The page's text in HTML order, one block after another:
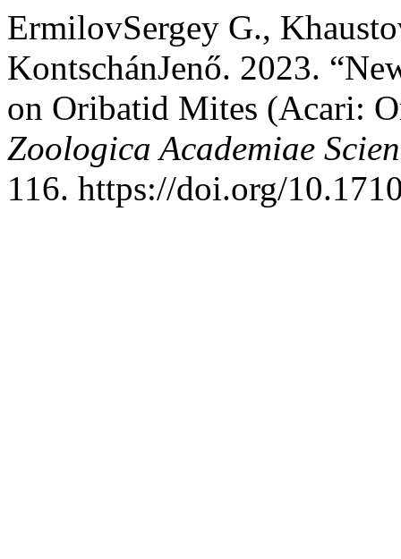
ErmilovSergey G.,
KontschánJenő. 2023.
on Oribatid Mites (Acari:
Zoologica Academiae
116. https://doi.org/